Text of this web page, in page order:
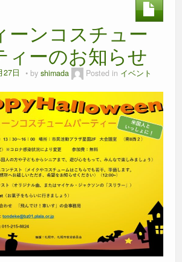
ーンコスチュー
ィーのお知らせ
27日 by shimada Posted in イベント